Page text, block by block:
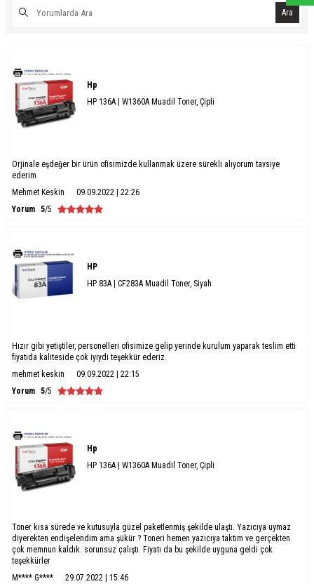
Ara
Hp
HP 136A | W1360A Muadil Toner, Çipli
Orjinale eşdeğer bir ürün ofisimizde kullanmak üzere sürekli alıyorum tavsiye
ederim
Mehmet Keskin
09.09.2022 | 22:26
Yorum 5/5
HP
HP 83A | CF283A Muadil Toner, Siyah
Hızır gibi yetiştiler, personelleri ofisimize gelip yerinde kurulum yaparak teslim etti
fiyatıda kaliteside çok iyiydi teşekkür ederiz.
mehmet keskin
09.09.2022 | 22:15
Yorum 5/5
Hp
HP 136A | W1360A Muadil Toner, Çipli
Toner kısa sürede ve kutusuyla güzel paketlenmiş şekilde ulaştı. Yazıcıya uymaz
diyerekten endişelendim ama şükür ? Toneri hemen yazıcıya taktım ve gerçekten
çok memnun kaldık. sorunsuz çalıştı. Fiyatı da bu şekilde uyguna geldi çok
teşekkürler
M**** G****
29.07.2022 | 15:46